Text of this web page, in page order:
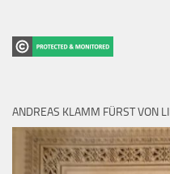
ANDREAS KLAMM FÜRST VON